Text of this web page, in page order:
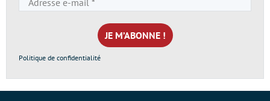
e-
mail
*
Politique de confidentialité